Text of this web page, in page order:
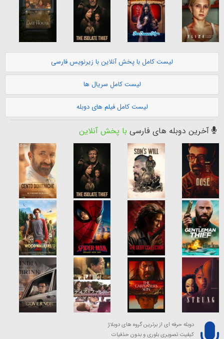
لیست کامل با پخش آنلاین با زیرنویس فارسی
لیست کامل سریال ها
لیست کامل فیلم های دوبله
آخرین دوبله های فارسی با پخش آنلاین
دوبله حرفه ای از برترین گروه های دوبلاژ
کیفیت تصویری بلوری و بدون حذفیات